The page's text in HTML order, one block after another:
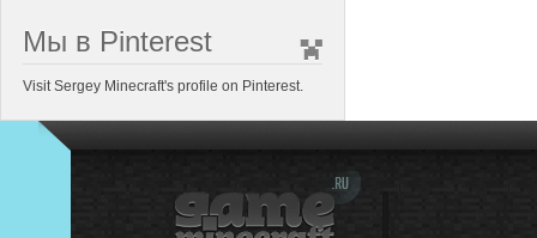
Мы в Pinterest
Visit Sergey Minecraft's profile on Pinterest.